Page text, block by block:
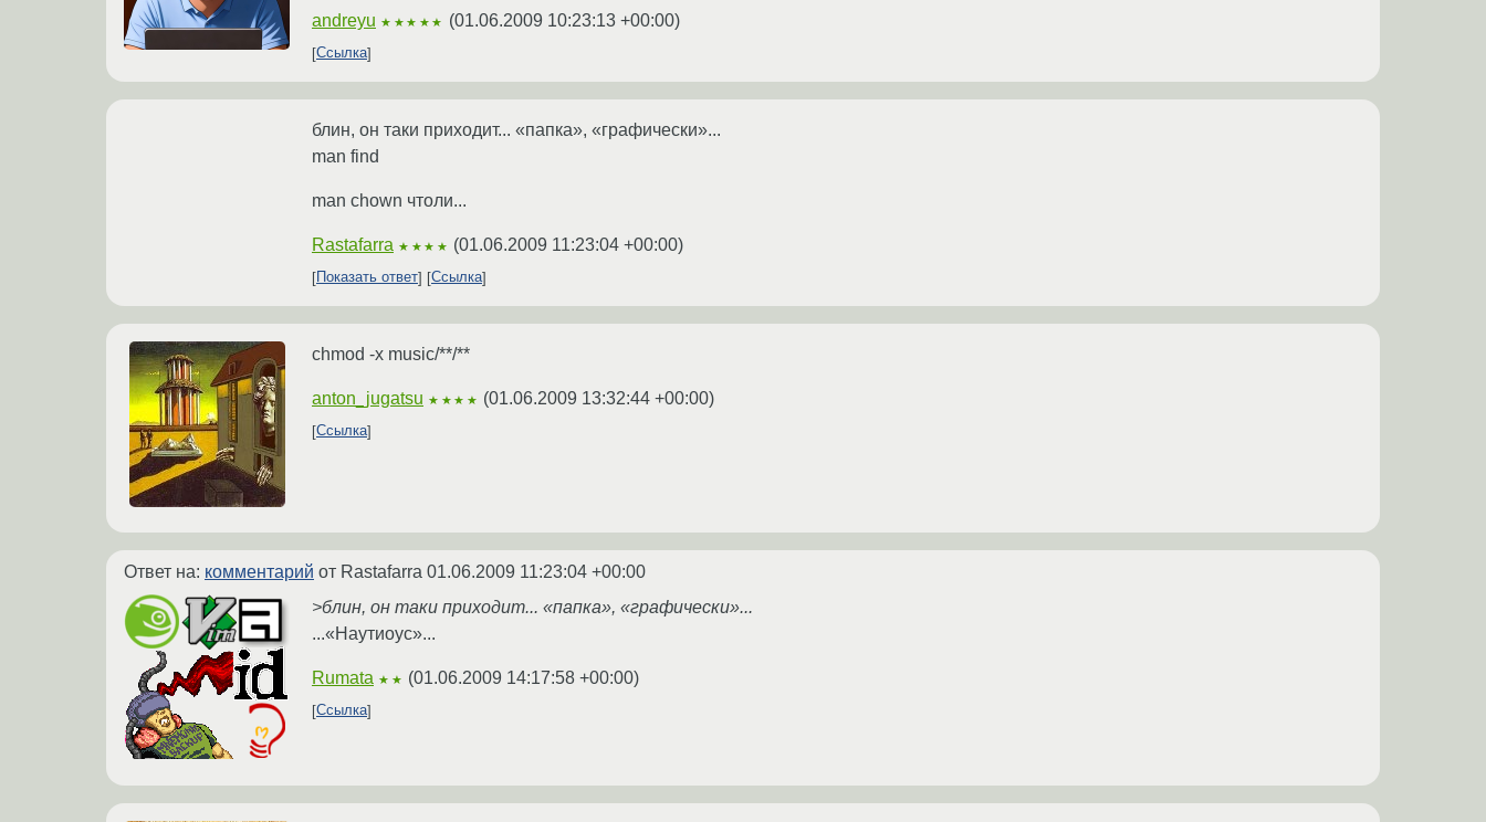
andreyu ★★★★★ (01.06.2009 10:23:13 +00:00)
Ссылка
блин, он таки приходит... «папка», «графически»...
man find
man chown чтоли...
Rastafarra ★★★★ (01.06.2009 11:23:04 +00:00)
Показать ответ Ссылка
chmod -x music/**/**
anton_jugatsu ★★★★ (01.06.2009 13:32:44 +00:00)
Ссылка
Ответ на: комментарий от Rastafarra 01.06.2009 11:23:04 +00:00
>блин, он таки приходит... «папка», «графически»...
...«Наутиоус»...
Rumata ★★ (01.06.2009 14:17:58 +00:00)
Ссылка